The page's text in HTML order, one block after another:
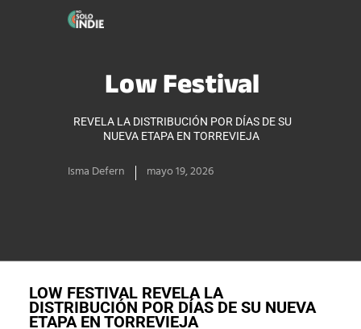
Low Festival
REVELA LA DISTRIBUCIÓN POR DÍAS DE SU
NUEVA ETAPA EN TORREVIEJA
Isma Defern mayo 19, 2026
LOW FESTIVAL REVELA LA
DISTRIBUCIÓN POR DÍAS DE SU NUEVA
ETAPA EN TORREVIEJA